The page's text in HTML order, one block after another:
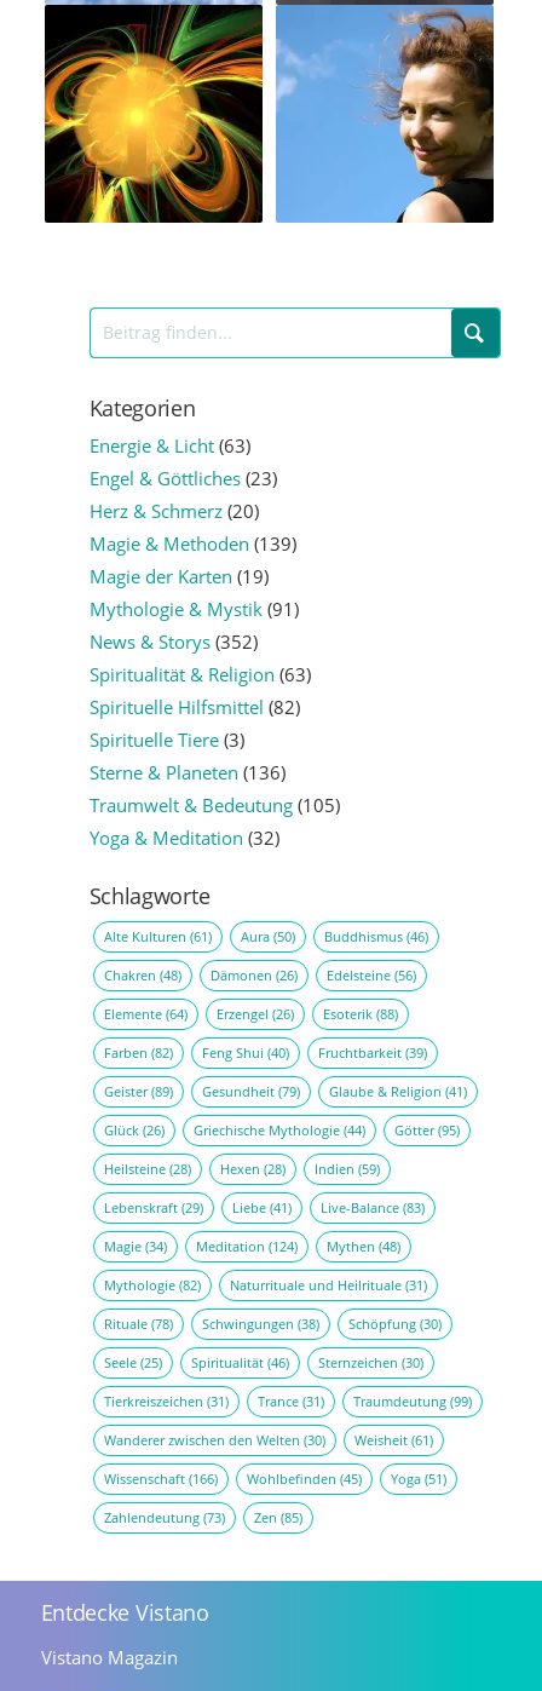
Kategorien
Energie & Licht(63)
Engel & Göttliches(23)
Herz & Schmerz(20)
Magie & Methoden (139)
Magie der Karten (19)
Mythologie & Mystik(91)
News & Storys(352)
Spiritualität & Religion (63)
Spirituelle Hilfsmittel (82)
Spirituelle Tiere(3)
Sterne & Planeten (136)
Traumwelt & Bedeutung(105)
Yoga & Meditation (32)
Schlagworte
Alte Kulturen (61) Aura(50) Buddhismus(46)
Chakren (48) Dämonen (26) Edelsteine(56)
Elemente(64) Erzengel (26) Esoterik(88)
Farben (82) Feng Shui (40) Fruchtbarkeit(39)
Geister(89) Gesundheit(79) Glaube & Religion (41)
Glück(26) Griechische Mythologie(44) Götter(95)
Heilsteine(28) Hexen (28) Indien (59)
Lebenskraft(29) Liebe(41) Live-Balance(83)
Magie(34) Meditation (124) Mythen (48)
Mythologie(82) Naturrituale und Heilrituale(31)
Rituale(78) Schwingungen (38) Schöpfung(30)
Seele(25) Spiritualität(46) Sternzeichen (30)
Tierkreiszeichen (31) Trance(31) Traumdeutung(99)
Wanderer zwischen den Welten (30) Weisheit(61)
Wissenschaft(166) Wohlbefinden (45) Yoga(51)
Zahlendeutung(73) Zen (85)
Entdecke Vistano
Vistano Magazin